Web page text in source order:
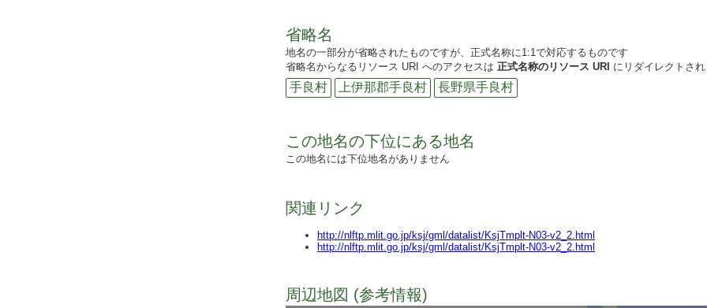
省略名
地名の一部分が省略されたものですが、正式名称に1:1で対応するものです
省略名からなるリソース URI へのアクセスは 正式名称のリソース URI にリダイレクトさ
手良村 上伊那郡手良村 長野県手良村
この地名の下位にある地名
この地名には下位地名がありません
関連リンク
http://nlftp.mlit.go.jp/ksj/gml/datalist/KsjTmplt-N03-v2_2.html
http://nlftp.mlit.go.jp/ksj/gml/datalist/KsjTmplt-N03-v2_2.html
周辺地図 (参考情報)